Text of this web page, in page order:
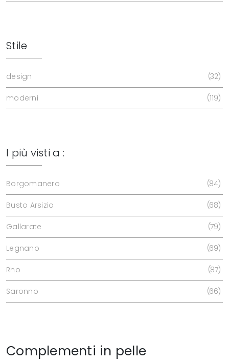
Stile
design 32
moderni 119
I più visti a :
Borgomanero 84
Busto Arsizio 68
Gallarate 79
Legnano 69
Rho 87
Saronno 66
Complementi in pelle